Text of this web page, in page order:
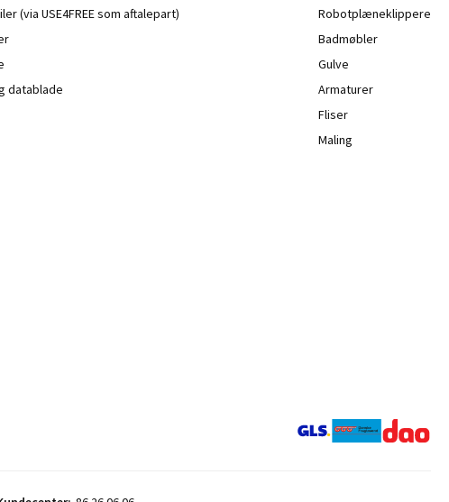
(via USE4FREE som aftalepart)
datablade
Robotplæneklippere
Badmøbler
Gulve
Armaturer
Fliser
Maling